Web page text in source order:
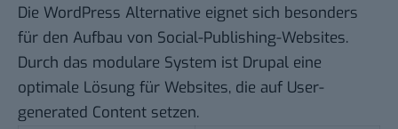
Die WordPress Alternative eignet sich besonders
für den Aufbau von Social-Publishing-Websites.
Durch das modulare System ist Drupal eine
optimale Lösung für Websites, die auf User-
generated Content setzen.